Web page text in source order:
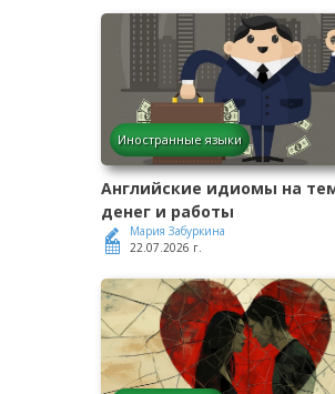
Иностранные языки
Английские идиомы на
денег и работы
Мария Забуркина
22.07.2026 г.